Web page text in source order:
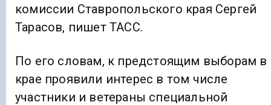
комиссии Ставропольского края Сергей
Тарасов, пишет ТАСС.
По его словам, к предстоящим выборам в
крае проявили интерес в том числе
участники и ветераны специальной